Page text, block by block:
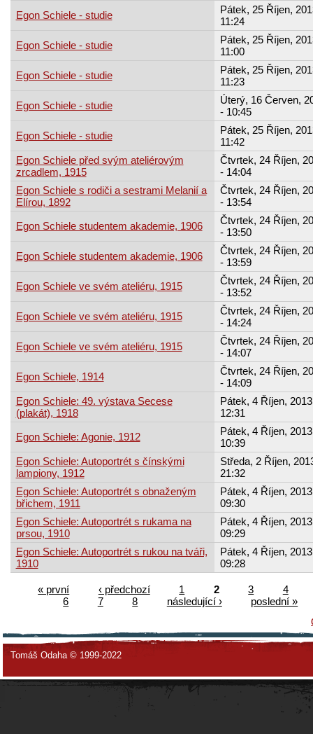
Egon Schiele - studie
Pátek, 25 Říjen,
11:24
Egon Schiele - studie
Pátek, 25 Říjen,
11:00
Egon Schiele - studie
Pátek, 25 Říjen,
11:23
Egon Schiele - studie
Úterý, 16 Červen,
- 10:45
Egon Schiele - studie
Pátek, 25 Říjen,
11:42
Egon Schiele před svým ateliérovým
zrcadlem, 1915
Čtvrtek, 24 Říjen,
- 14:04
Egon Schiele s rodiči a sestrami Melanií a
Elírou, 1892
Čtvrtek, 24 Říjen,
- 13:54
Egon Schiele studentem akademie, 1906
Čtvrtek, 24 Říjen,
- 13:50
Egon Schiele studentem akademie, 1906
Čtvrtek, 24 Říjen,
- 13:59
Egon Schiele ve svém ateliéru, 1915
Čtvrtek, 24 Říjen,
- 13:52
Egon Schiele ve svém ateliéru, 1915
Čtvrtek, 24 Říjen,
- 14:24
Egon Schiele ve svém ateliéru, 1915
Čtvrtek, 24 Říjen,
- 14:07
Egon Schiele, 1914
Čtvrtek, 24 Říjen,
- 14:09
Egon Schiele: 49. výstava Secese
(plakát), 1918
Pátek, 4 Říjen,
12:31
Egon Schiele: Agonie, 1912
Pátek, 4 Říjen,
10:39
Egon Schiele: Autoportrét s čínskými
lampiony, 1912
Středa, 2 Říjen,
21:32
Egon Schiele: Autoportrét s obnaženým
břichem, 1911
Pátek, 4 Říjen,
09:30
Egon Schiele: Autoportrét s rukama na
prsou, 1910
Pátek, 4 Říjen,
09:29
Egon Schiele: Autoportrét s rukou na tváři,
1910
Pátek, 4 Říjen,
09:28
« první ‹ předchozí 1 2 3
4
6
7 8 následující ›
poslední »
Tomáš Odaha © 1999-2022